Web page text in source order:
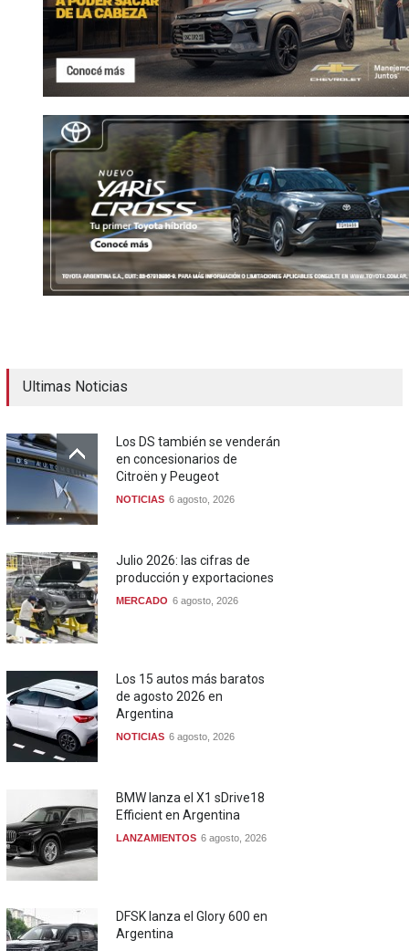
Ultimas Noticias
Los DS también se venderán
en concesionarios de
Citroën y Peugeot
NOTICIAS 6 agosto, 2026
Julio 2026: las cifras de
producción y exportaciones
MERCADO 6 agosto, 2026
Los 15 autos más baratos
de agosto 2026 en
Argentina
NOTICIAS 6 agosto, 2026
BMW lanza el X1 sDrive18
Efficient en Argentina
LANZAMIENTOS 6 agosto, 2026
DFSK lanza el Glory 600 en
Argentina